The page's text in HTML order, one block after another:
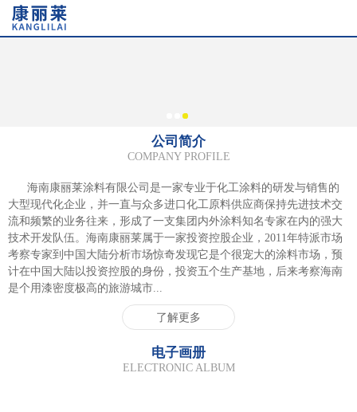
3
公司简介
COMPANY PROFILE
海南康丽莱涂料有限公司是一家专业于化工涂料的研发与销售的
大型现代化企业，并一直与众多进口化工原料供应商保持先进技术交
流和频繁的业务往来，形成了一支集团内外涂料知名专家在内的强大
技术开发队伍。海南康丽莱属于一家投资控股企业，2011年特派市场
考察专家到中国大陆分析市场惊奇发现它是个很宠大的涂料市场，预
计在中国大陆以投资控股的身份，投资五个生产基地，后来考察海南
是个用漆密度极高的旅游城市...
了解更多
电子画册
ELECTRONIC ALBUM